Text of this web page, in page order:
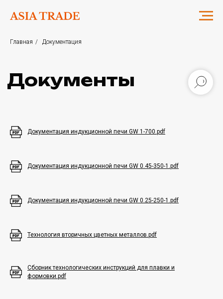
Главная / Документация
Документация индукционной печи GW 1-700.pdf
Документация индукционной печи GW 0.45-350-1.pdf
Документация индукционной печи GW 0.25-250-1.pdf
Технология вторичных цветных металлов.pdf
Сборник технологических инструкций для плавки и
формовки.pdf